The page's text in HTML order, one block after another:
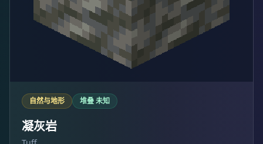
自然与地形 堆叠 未知
凝灰岩